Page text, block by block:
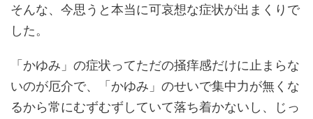
そんな、今思うと本当に可哀想な症状が出まくりで
した。
「かゆみ」の症状ってただの掻痒感だけに止まらな
いのが厄介で、「かゆみ」のせいで集中力が無くな
るから常にむずむずしていて落ち着かないし、じっ